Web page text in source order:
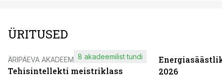
ÜRITUSED
ÄRIPÄEVA AKADEEMIA
Tehisintellekti meistriklass
8 akadeemilist tundi
2026